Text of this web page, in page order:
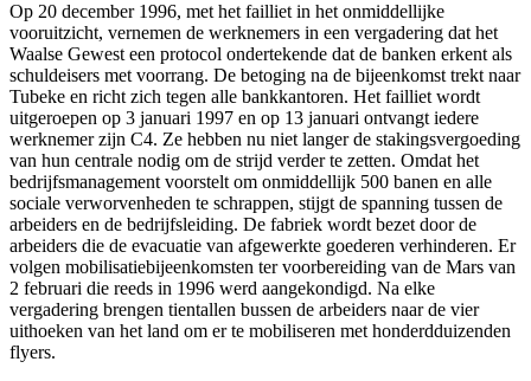
Op 20 december 1996, met het failliet in het onmiddellijke
vooruitzicht, vernemen de werknemers in een vergadering dat het
Waalse Gewest een protocol ondertekende dat de banken erkent als
schuldeisers met voorrang. De betoging na de bijeenkomst trekt naar
Tubeke en richt zich tegen alle bankkantoren. Het failliet wordt
uitgeroepen op 3 januari 1997 en op 13 januari ontvangt iedere
werknemer zijn C4. Ze hebben nu niet langer de stakingsvergoeding
van hun centrale nodig om de strijd verder te zetten. Omdat het
bedrijfsmanagement voorstelt om onmiddellijk 500 banen en alle
sociale verworvenheden te schrappen, stijgt de spanning tussen de
arbeiders en de bedrijfsleiding. De fabriek wordt bezet door de
arbeiders die de evacuatie van afgewerkte goederen verhinderen. Er
volgen mobilisatiebijeenkomsten ter voorbereiding van de Mars van
2 februari die reeds in 1996 werd aangekondigd. Na elke
vergadering brengen tientallen bussen de arbeiders naar de vier
uithoeken van het land om er te mobiliseren met honderdduizenden
flyers.